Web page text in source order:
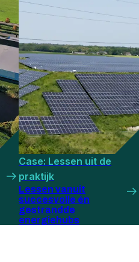
Case: Lessen uit de
praktijk
Lessen vanuit
succesvolle én
gestrandde
energiehubs